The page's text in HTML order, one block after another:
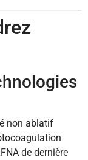
non ablatif
de dernière